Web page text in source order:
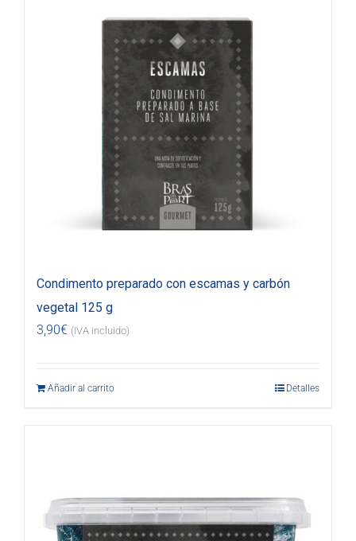
Condimento preparado con escamas y carbón
vegetal 125 g
3,90€ (IVA incluido)
Añadir al carrito Detalles